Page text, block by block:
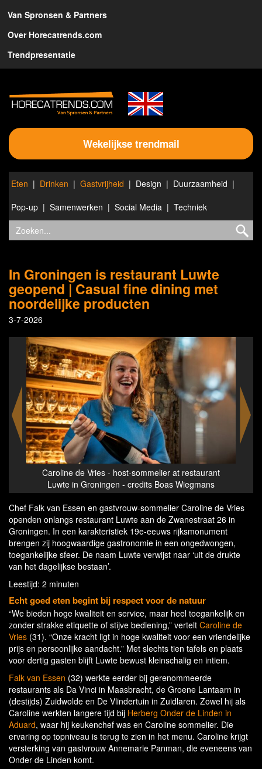
Van Spronsen & Partners
Over Horecatrends.com
Trendpresentatie
Wekelijkse trendmail
Eten Drinken Gastvrijheid Design
Duurzaamheid
Pop-up
Samenwerken Social Media Techniek
In Groningen is restaurant Luwte
geopend | Casual fine dining met
noordelijke producten
3-7-2026
Caroline de Vries - host-sommelier at restaurant
Luwte in Groningen - credits Boas Wiegmans
Chef Falk van Essen en gastvrouw-sommelier Caroline de Vries
openden onlangs restaurant Luwte aan de Zwanestraat 26 in
Groningen. In een karakteristiek 19e-eeuws rijksmonument
brengen zij hoogwaardige gastronomie in een ongedwongen,
toegankelijke sfeer. De naam Luwte verwijst naar ‘uit de drukte
van het dagelijkse bestaan’.
Leestijd: 2 minuten
Echt goed eten begint bij respect voor de natuur
“We bieden hoge kwaliteit en service, maar heel toegankelijk en
zonder strakke etiquette of stijve bediening,” vertelt Caroline de
Vries (31). “Onze kracht ligt in hoge kwaliteit voor een vriendelijke
prijs en persoonlijke aandacht.” Met slechts tien tafels en plaats
voor dertig gasten blijft Luwte bewust kleinschalig en intiem.
Falk van Essen (32) werkte eerder bij gerenommeerde
restaurants als Da Vinci in Maasbracht, de Groene Lantaarn in
(destijds) Zuidwolde en De Vlindertuin in Zuidlaren. Zowel hij als
Caroline werkten langere tijd bij Herberg Onder de Linden in
Aduard, waar hij keukenchef was en Caroline sommelier. Die
ervaring op topniveau is terug te zien in het menu. Caroline krijgt
versterking van gastvrouw Annemarie Panman, die eveneens van
Onder de Linden komt.